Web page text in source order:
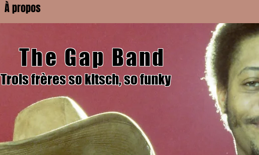
À propos
The Gap Band
Trois frères so kitsch, so funky